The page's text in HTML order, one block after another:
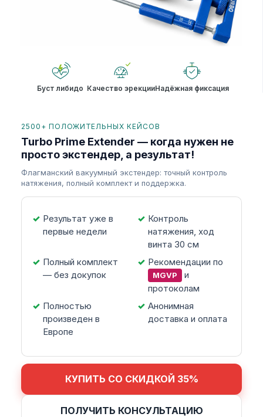
Буст либидо Качество эрекцииНадёжная фиксация
2500+ ПОЛОЖИТЕЛЬНЫХ КЕЙСОВ
Turbo Prime Extender — когда нужен не
просто экстендер, а результат!
Флагманский вакуумный экстендер: точный контроль
натяжения, полный комплект и поддержка.
Результат уже в
первые недели
Контроль
натяжения, ход
винта 30 см
Полный комплект
— без докупок
Рекомендации по
MGVP
и
протоколам
Полностью
произведен в
Европе
Анонимная
доставка и оплата
КУПИТЬ СО СКИДКОЙ 35%
ПОЛУЧИТЬ КОНСУЛЬТАЦИЮ